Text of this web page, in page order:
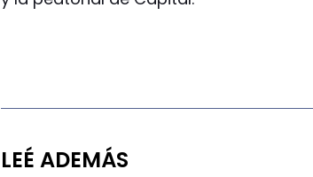
LEÉ ADEMÁS